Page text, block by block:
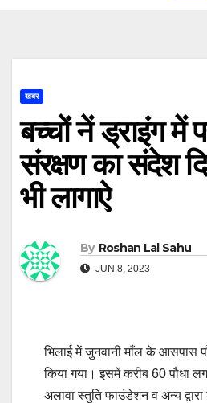
खबर
बच्चों नें ड्राइंग में
संरक्षण का संदेश
भी लागाऐ
By Roshan Lal Sahu
JUN 8, 2023
भिलाई में जुनवानी माँल के आसपास
किया गया। इसमें करीब 60 पौधा
अलावा स्तुति फाउंडेशन व अन्य द्वारा